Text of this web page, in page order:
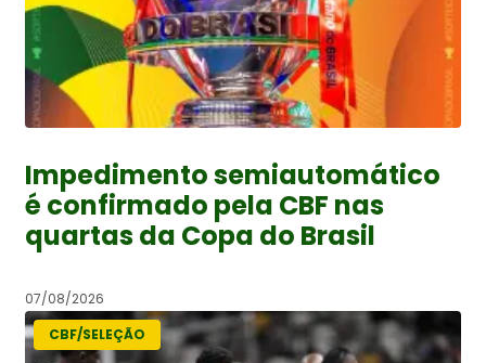
Impedimento semiautomático
é confirmado pela CBF nas
quartas da Copa do Brasil
07/08/2026
CBF/SELEÇÃO